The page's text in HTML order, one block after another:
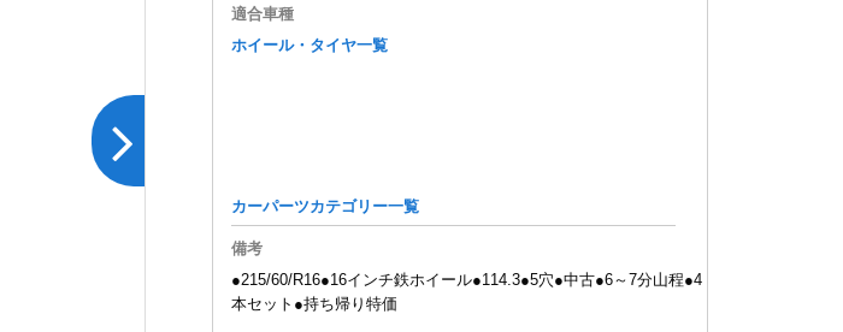
適合車種
ホイール・タイヤ一覧
カーパーツカテゴリー一覧
備考
●215/60/R16●16インチ鉄ホイール●114.3●5穴●中古●6～7分山程●4
本セット●持ち帰り特価